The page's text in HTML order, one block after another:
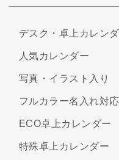
デスク・卓上カレン
人気カレンダー
写真・イラスト入り
フルカラー名入れ対応
ECO卓上カレンダー
特殊卓上カレンダー